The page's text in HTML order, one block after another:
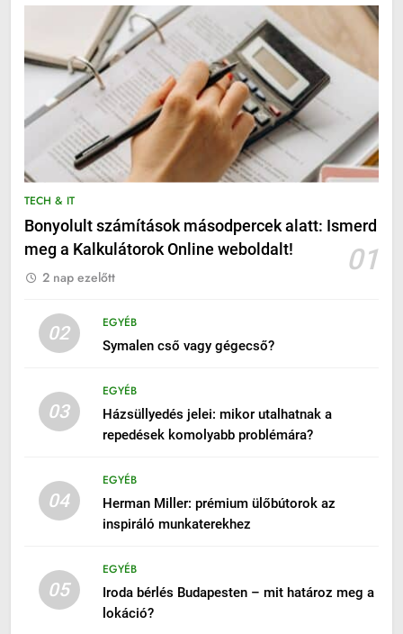
TECH & IT
Bonyolult számítások másodpercek alatt: Ismerd
meg a Kalkulátorok Online weboldalt!
01
2 nap ezelőtt
02
EGYÉB
Symalen cső vagy gégecső?
03
EGYÉB
Házsüllyedés jelei: mikor utalhatnak a
repedések komolyabb problémára?
04
EGYÉB
Herman Miller: prémium ülőbútorok az
inspiráló munkaterekhez
05
EGYÉB
Iroda bérlés Budapesten – mit határoz meg a
lokáció?